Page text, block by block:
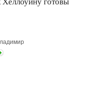
Хеллоуину готовы